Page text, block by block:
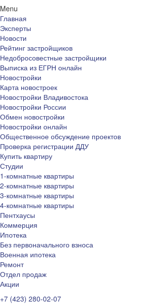
Menu
Главная
Эксперты
Новости
Рейтинг застройщиков
Недобросовестные застройщики
Выписка из ЕГРН онлайн
Новостройки
Карта новостроек
Новостройки Владивостока
Новостройки России
Обмен новостройки
Новостройки онлайн
Общественное обсуждение проектов
Проверка регистрации ДДУ
Купить квартиру
Студии
1-комнатные квартиры
2-комнатные квартиры
3-комнатные квартиры
4-комнатные квартиры
Пентхаусы
Коммерция
Ипотека
Без первоначального взноса
Военная ипотека
Ремонт
Отдел продаж
Акции
+7 (423) 280-02-07